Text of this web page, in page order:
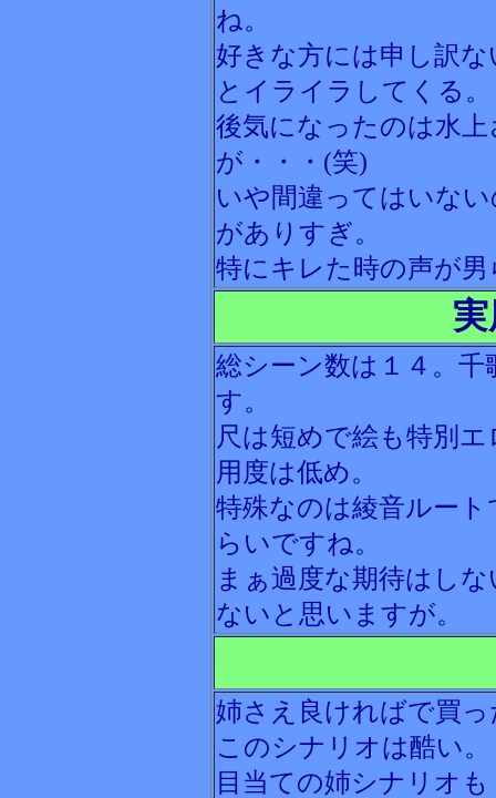
ね。
好きな方には申し訳
とイライラしてくる。
後気になったのは水
が・・・(笑)
いや間違ってはいな
がありすぎ。
特にキレた時の声が
総シーン数は１４。
す。
尺は短めで絵も特別
用度は低め。
特殊なのは綾音ルー
らいですね。
まぁ過度な期待はし
ないと思いますが。
姉さえ良ければで買
このシナリオは酷い。
目当ての姉シナリオ